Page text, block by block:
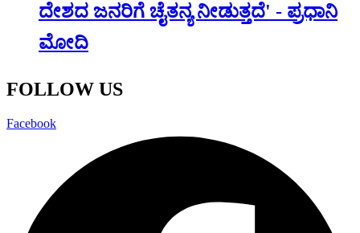
ದೇಶದ ಜನರಿಗೆ ಚೈತನ್ಯ ನೀಡುತ್ತದೆ' - ಪ್ರಧಾನಿ
ಮೋದಿ
FOLLOW US
Facebook